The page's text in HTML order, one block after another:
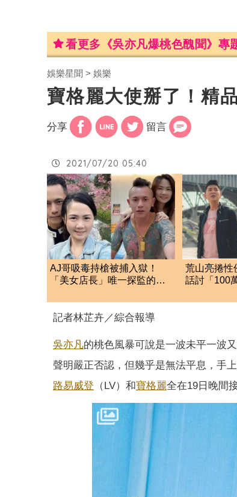
看更多《吳亦凡爆桃色醜聞》專
娛樂星聞 娛樂
寶格麗大使掰了！精
分享 留言
2021/07/20 05:40
AJ哥吸毒持槍被捕入獄！
「美女店長」唯一探監的朋
荒山亮捲性
話討「100
記者林芷卉／綜合報導
吳亦凡的桃色風暴可說是一波未平一波
聲明嚴正否認，但幾乎是無法平息，手
路易威登 （LV）和寶格麗全在19日晚間